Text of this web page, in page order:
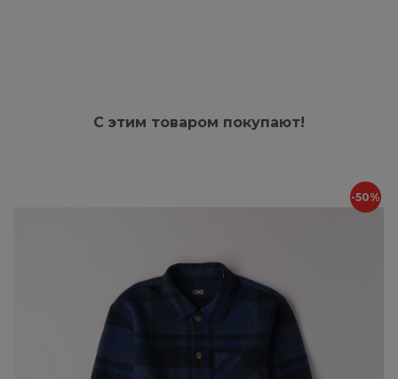
С этим товаром покупают!
-50%